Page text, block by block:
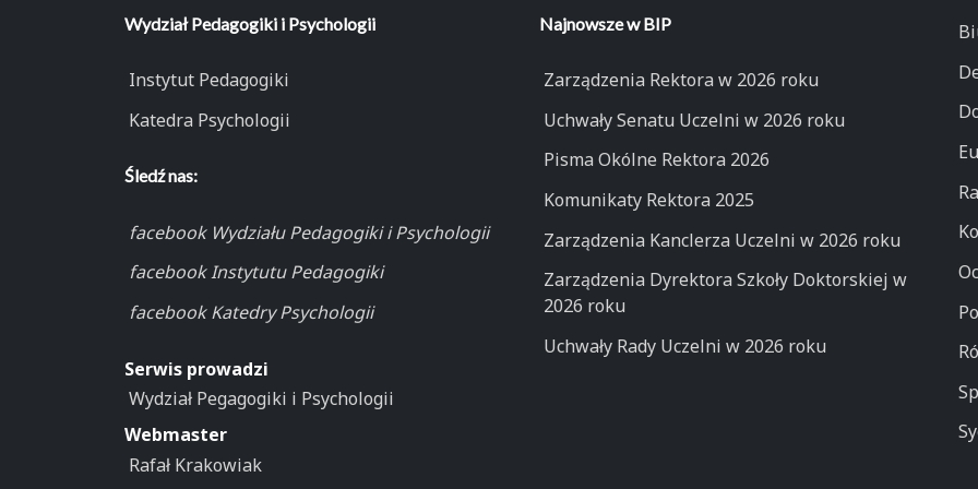
Wydział Pedagogiki i Psychologii
Instytut Pedagogiki
Katedra Psychologii
Śledź nas:
facebook Wydziału Pedagogiki i Psychologii
facebook Instytutu Pedagogiki
facebook Katedry Psychologii
Serwis prowadzi
Wydział Pegagogiki i Psychologii
Webmaster
Rafał Krakowiak
Najnowsze w BIP
Zarządzenia Rektora w 2026 roku
Uchwały Senatu Uczelni w 2026 roku
Pisma Okólne Rektora 2026
Komunikaty Rektora 2025
Zarządzenia Kanclerza Uczelni w 2026 roku
Zarządzenia Dyrektora Szkoły Doktorskiej w
2026 roku
Uchwały Rady Uczelni w 2026 roku